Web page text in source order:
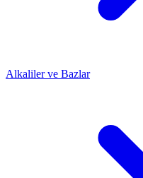
Alkaliler ve Bazlar